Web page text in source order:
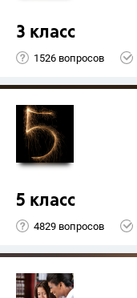
3 класс
1526 вопросов
5 класс
4829 вопросов